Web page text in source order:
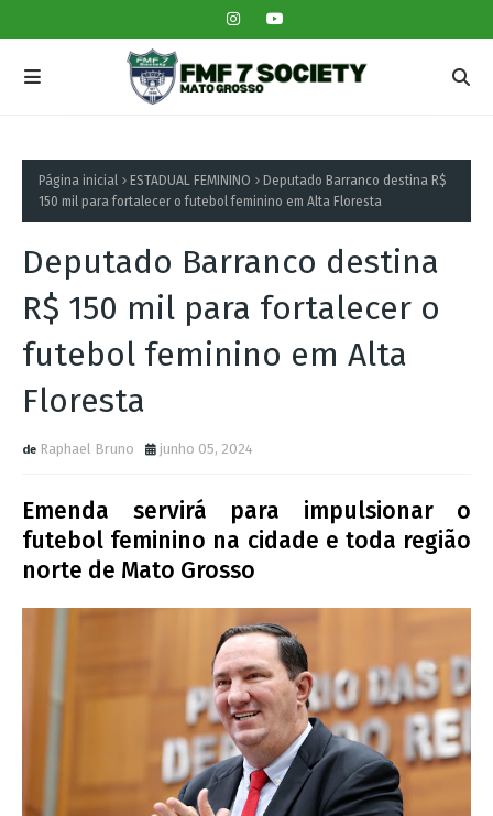
Página inicial ESTADUAL FEMININO
Deputado Barranco destina R$
150 mil para fortalecer o futebol feminino em Alta Floresta
Deputado Barranco destina
R$ 150 mil para fortalecer o
futebol feminino em Alta
Floresta
Raphael Bruno junho 05, 2024
Emenda servirá para impulsionar o
futebol feminino na cidade e toda região
norte de Mato Grosso